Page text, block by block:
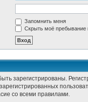
Запомнить меня
Скрыть моё пребывание
зарегистрированы.
со всеми правилами.